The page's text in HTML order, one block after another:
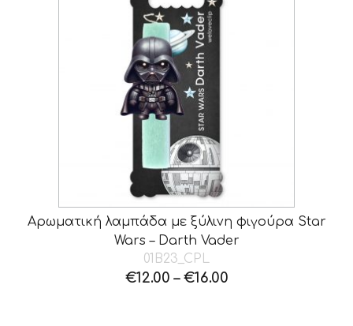
Αρωματική λαμπάδα με ξύλινη φιγούρα Star
Wars – Darth Vader
01B23_CPL
€12.00 – €16.00